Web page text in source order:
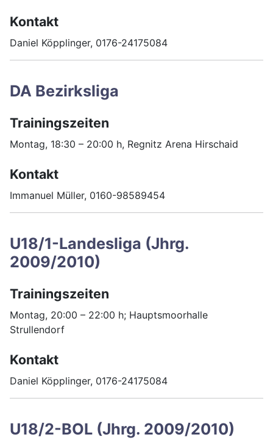
Kontakt
Daniel Köpplinger, 0176-24175084
DA Bezirksliga
Trainingszeiten
Montag, 18:30 – 20:00 h, Regnitz Arena Hirschaid
Kontakt
Immanuel Müller, 0160-98589454
U18/1-Landesliga (Jhrg.
2009/2010)
Trainingszeiten
Montag, 20:00 – 22:00 h; Hauptsmoorhalle
Strullendorf
Kontakt
Daniel Köpplinger, 0176-24175084
U18/2-BOL (Jhrg. 2009/2010)